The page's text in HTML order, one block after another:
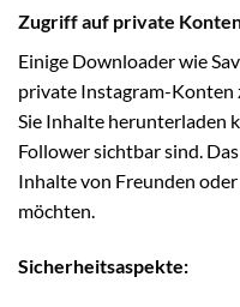
Zugriff auf private
Einige Downloader wie
private Instagram-Konten
Sie Inhalte herunterladen
Follower sichtbar sind.
Inhalte von Freunden
möchten.
Sicherheitsaspekte: